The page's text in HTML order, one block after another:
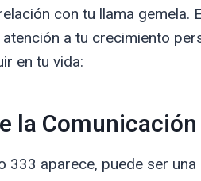
con tu llama
a tu crecimiento
en tu vida:
la Comunicación
333 aparece, puede ser